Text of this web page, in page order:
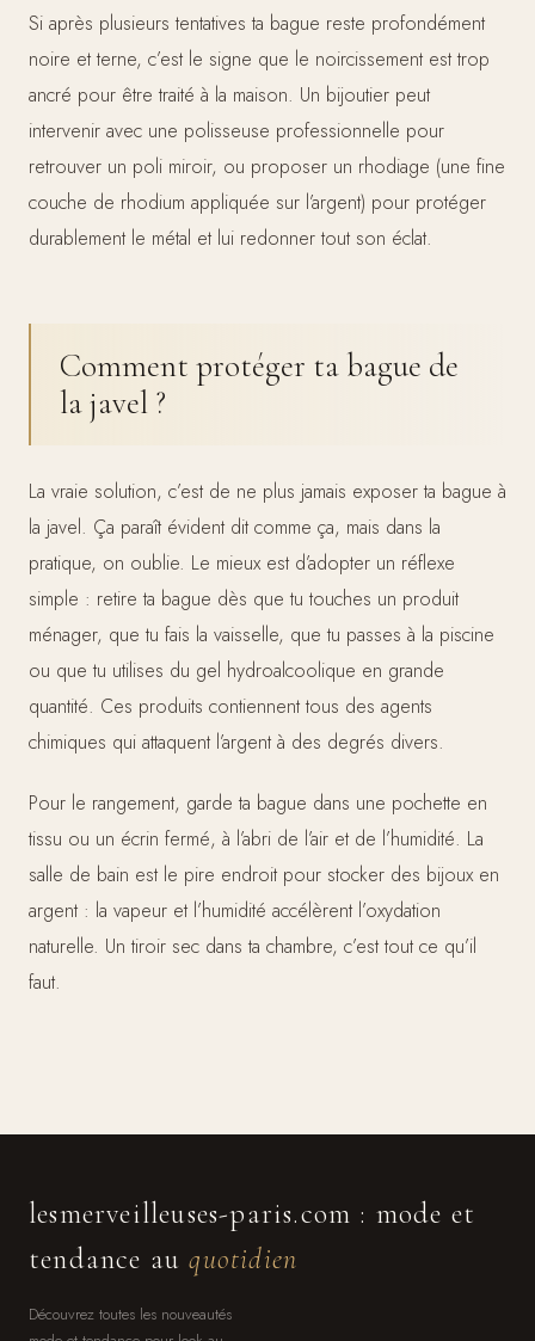
Si après plusieurs tentatives ta bague reste profondément
noire et terne, c’est le signe que le noircissement est trop
ancré pour être traité à la maison. Un bijoutier peut
intervenir avec une polisseuse professionnelle pour
retrouver un poli miroir, ou proposer un rhodiage (une fine
couche de rhodium appliquée sur l’argent) pour protéger
durablement le métal et lui redonner tout son éclat.
Comment protéger ta bague de
la javel ?
La vraie solution, c’est de ne plus jamais exposer ta bague à
la javel. Ça paraît évident dit comme ça, mais dans la
pratique, on oublie. Le mieux est d’adopter un réflexe
simple : retire ta bague dès que tu touches un produit
ménager, que tu fais la vaisselle, que tu passes à la piscine
ou que tu utilises du gel hydroalcoolique en grande
quantité. Ces produits contiennent tous des agents
chimiques qui attaquent l’argent à des degrés divers.
Pour le rangement, garde ta bague dans une pochette en
tissu ou un écrin fermé, à l’abri de l’air et de l’humidité. La
salle de bain est le pire endroit pour stocker des bijoux en
argent : la vapeur et l’humidité accélèrent l’oxydation
naturelle. Un tiroir sec dans ta chambre, c’est tout ce qu’il
faut.
lesmerveilleuses-paris.com : mode et
tendance auquotidien
Découvrez toutes les nouveautés